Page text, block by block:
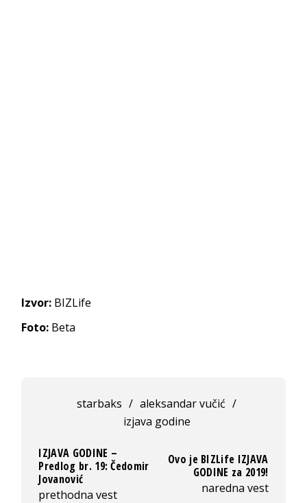
Izvor: BIZLife
Foto: Beta
starbaks / aleksandar vučić /
izjava godine
IZJAVA GODINE –
Predlog br. 19: Čedomir
Jovanović
prethodna vest
Ovo je BIZLife IZJAVA
GODINE za 2019!
naredna vest